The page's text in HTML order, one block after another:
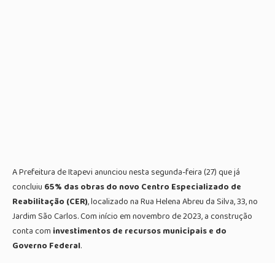
A Prefeitura de Itapevi anunciou nesta segunda-feira (27) que já
concluiu 65% das obras do novo Centro Especializado de
Reabilitação (CER), localizado na Rua Helena Abreu da Silva, 33, no
Jardim São Carlos. Com início em novembro de 2023, a construção
conta com investimentos de recursos municipais e do
Governo Federal.